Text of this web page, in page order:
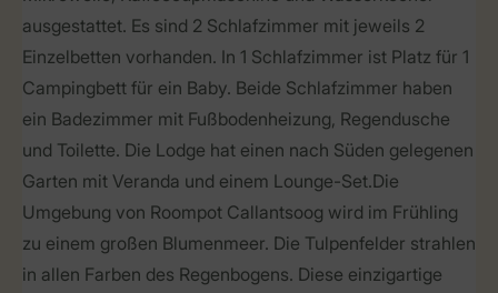
ausgestattet. Es sind 2 Schlafzimmer mit jeweils 2
Einzelbetten vorhanden. In 1 Schlafzimmer ist Platz für 1
Campingbett für ein Baby. Beide Schlafzimmer haben
ein Badezimmer mit Fußbodenheizung, Regendusche
und Toilette. Die Lodge hat einen nach Süden gelegenen
Garten mit Veranda und einem Lounge-Set.Die
Umgebung von Roompot Callantsoog wird im Frühling
zu einem großen Blumenmeer. Die Tulpenfelder strahlen
in allen Farben des Regenbogens. Diese einzigartige